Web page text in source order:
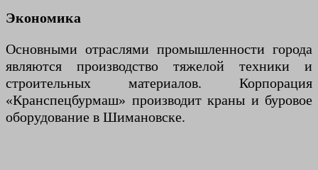
Экономика
Основными отраслями промышленности города
являются производство тяжелой техники и
строительных материалов. Корпорация
«Кранспецбурмаш» производит краны и буровое
оборудование в Шимановске.